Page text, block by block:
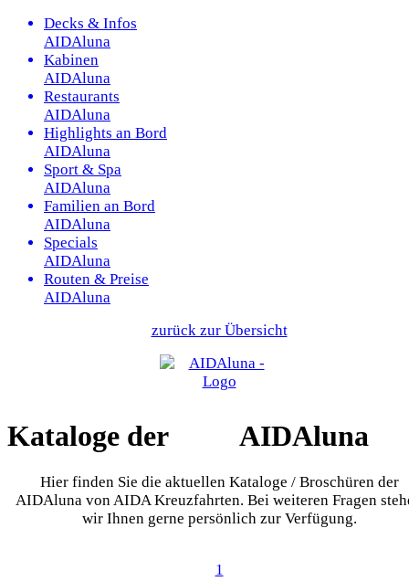
Decks & Infos
AIDAluna
Kabinen
AIDAluna
Restaurants
AIDAluna
Highlights an Bord
AIDAluna
Sport & Spa
AIDAluna
Familien an Bord
AIDAluna
Specials
AIDAluna
Routen & Preise
AIDAluna
zurück zur Übersicht
Kataloge der AIDAluna
Hier finden Sie die aktuellen Kataloge / Broschüren der
AIDAluna von AIDA Kreuzfahrten. Bei weiteren Fragen
wir Ihnen gerne persönlich zur Verfügung.
1